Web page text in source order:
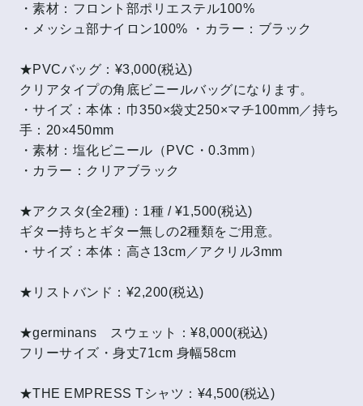
・素材：フロント部ポリエステル100%
・メッシュ部ナイロン100% ・カラー：ブラック
★PVCバッグ：¥3,000(税込)
クリアタイプの角底ビニールバッグになります。
・サイズ：本体：巾350×袋丈250×マチ100mm／持ち
手：20×450mm
・素材：塩化ビニール（PVC・0.3mm）
・カラー：クリアブラック
★アクスタ(全2種)：1種 / ¥1,500(税込)
ギター持ちとギター無しの2種類をご用意。
・サイズ：本体：高さ13cm／アクリル3mm
★リストバンド：¥2,200(税込)
★germinans スウェット：¥8,000(税込)
フリーサイズ・身丈71cm 身幅58cm
★THE EMPRESS Tシャツ：¥4,500(税込)